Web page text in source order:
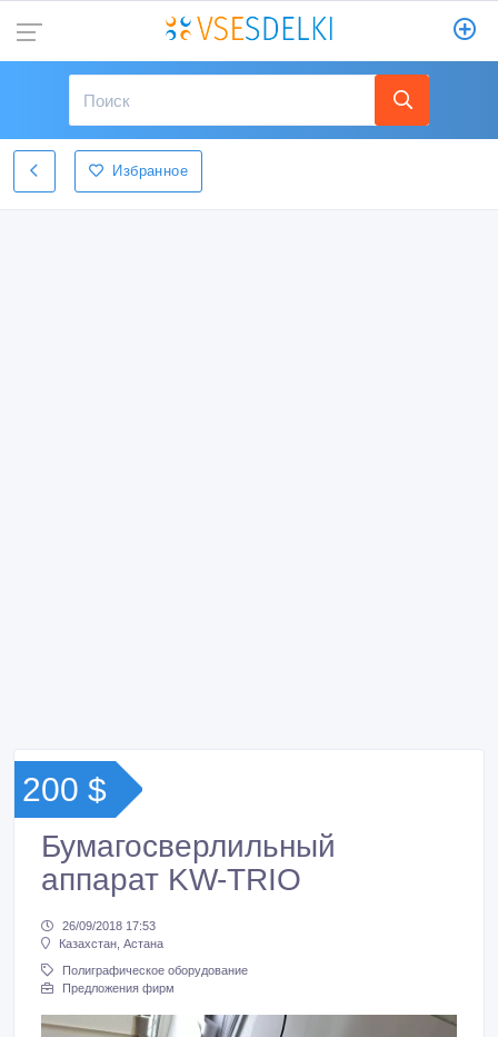
Избранное
200 $
Бумагосверлильный
аппарат KW-TRIO
26/09/2018 17:53
Казахстан, Астана
Полиграфическое оборудование
Предложения фирм